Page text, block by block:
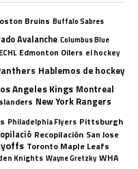
Bruins Buffalo Sabres
Avalanche Columbus Blue
ECHL Edmonton Oilers el hockey
Hablemos de hockey
Angeles Kings Montreal
New York Rangers
Philadelphia Flyers Pittsburgh
Recopilación San Jose
Toronto Maple Leafs
Knights Wayne Gretzky WHA